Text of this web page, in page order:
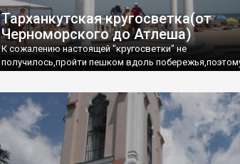
Тарханкутская кругосветка(от
Черноморского до Атлеша)
К сожалению настоящей "кругосветки" не
получилось,пройти пешком вдоль